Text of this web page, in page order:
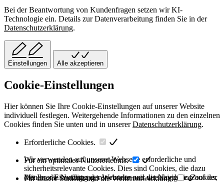
Bei der Beantwortung von Kundenfragen setzen wir KI-
Technologie ein. Details zur Datenverarbeitung finden Sie in der
Datenschutzerklärung.
Einstellungen Alle akzeptieren
Cookie-Einstellungen
Hier können Sie Ihre Cookie-Einstellungen auf unserer Website
individuell festlegen. Weitergehende Informationen zu den einzelnen
Cookies finden Sie unten und in unsererDatenschutzerklärung.
Erforderliche Cookies.
Wir verwenden auf unserer Webseite erforderliche und
sicherheitsrelevante Cookies. Dies sind Cookies, die dazu
dienen, die Nutzung der Webseite und die Navigation auf der
Für ein optimales Nutzererlebnis.
Mit Ihrer Einwilligung verwenden wir verschiedene Cookies,
Für unsere Statistik und die Weiterentwicklung.